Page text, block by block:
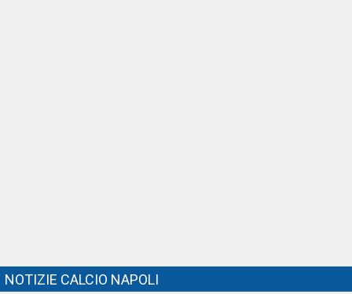
NOTIZIE CALCIO NAPOLI